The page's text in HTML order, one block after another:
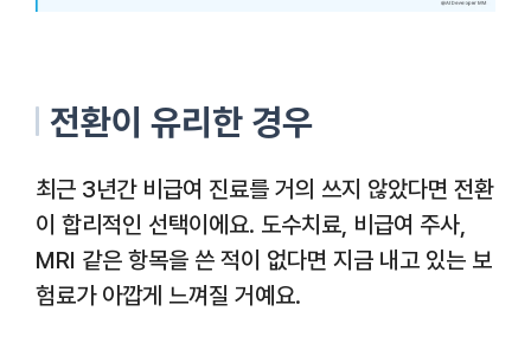
전환이 유리한 경우
최근 3년간 비급여 진료를 거의 쓰지 않았다면 전환
이 합리적인 선택이에요. 도수치료, 비급여 주사,
MRI 같은 항목을 쓴 적이 없다면 지금 내고 있는 보
험료가 아깝게 느껴질 거예요.